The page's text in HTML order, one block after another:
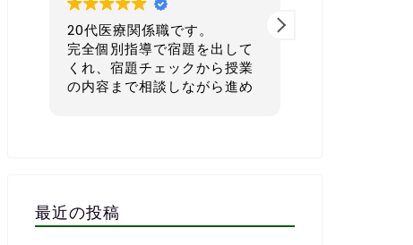
20代医療関係職です。
完全個別指導で宿題を出して
くれ、宿題チェックから授業
の内容まで相談しながら進め
ます。
最近の投稿